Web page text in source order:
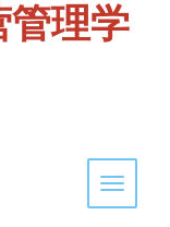
管理学
Toggle